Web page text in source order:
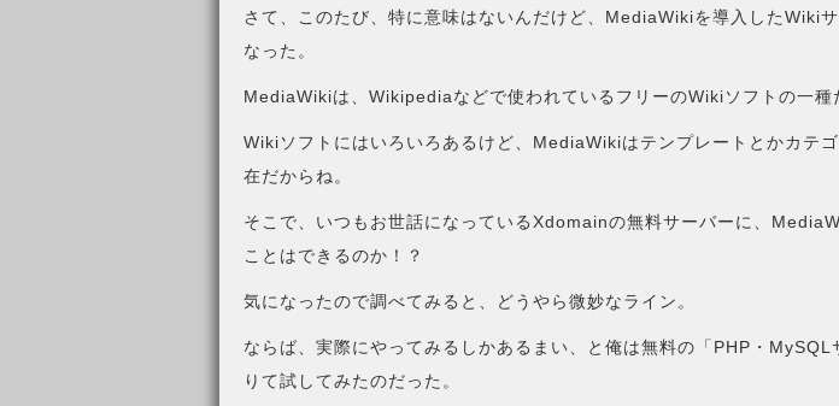
さて、このたび、特に意味はないんだけど、MediaWikiを導入したWikiサ
なった。
MediaWikiは、Wikipediaなどで使われているフリーのWikiソフトの一種
Wikiソフトにはいろいろあるけど、MediaWikiはテンプレートとかカテ
在だからね。
そこで、いつもお世話になっているXdomainの無料サーバーに、
ことはできるのか！？
気になったので調べてみると、どうやら微妙なライン。
ならば、実際にやってみるしかあるまい、と俺は無料の「PHP・MySQL
りて試してみたのだった。